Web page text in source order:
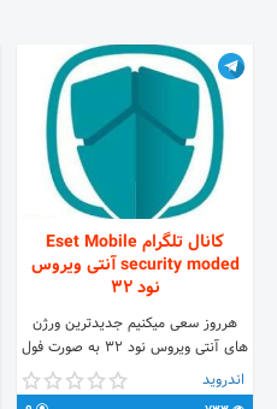
کانال تلگرام Eset Mobile
security moded آنتی ویروس
نود ۳۲
هرروز سعی میکنیم جدیدترین ورژن
های آنتی ویروس نود 32 به صورت فول
آنلاک و بدون محدودیت و پرمیوم شده
در چنل قرار بدیم.
اندروید